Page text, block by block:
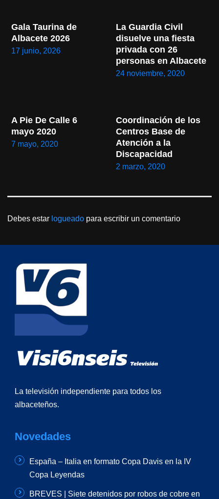
Gala Taurina de
Albacete 2026
17 junio, 2026
La Guardia Civil
disuelve una fiesta
privada con 26
personas en Albacete
24 noviembre, 2020
A Pie De Calle 6
mayo 2020
7 mayo, 2020
Coordinación de los
Centros Base de
Atención a la
Discapacidad
2 marzo, 2020
Debes estar logueado para escribir un comentario
La televisión independiente para todos los
albaceteños.
Novedades
España – Italia en formato Copa Davis en la IV
Copa Leyendas
BREVES | Siete detenidos por robos de cobre en